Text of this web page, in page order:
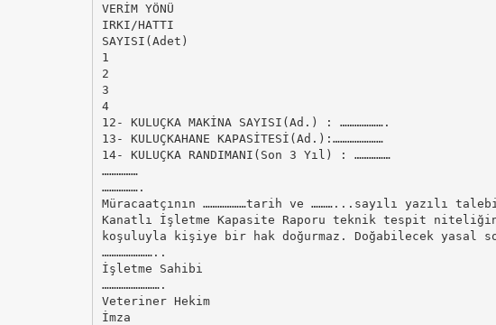
VERİM YÖNÜ
IRKI/HATTI
SAYISI(Adet)
1
2
3
4
12- KULUÇKA MAKİNA SAYISI(Ad.) : ……………….
13- KULUÇKAHANE KAPASİTESİ(Ad.):…………………
14- KULUÇKA RANDIMANI(Son 3 Yıl) : ……………
……………
…………….
Müracaatçının ………………tarih ve ………...sayılı yazılı
Kanatlı İşletme Kapasite Raporu teknik tespit
koşuluyla kişiye bir hak doğurmaz. Doğabilecek yasal
…………………..
İşletme Sahibi
…………………….
Veteriner Hekim
İmza